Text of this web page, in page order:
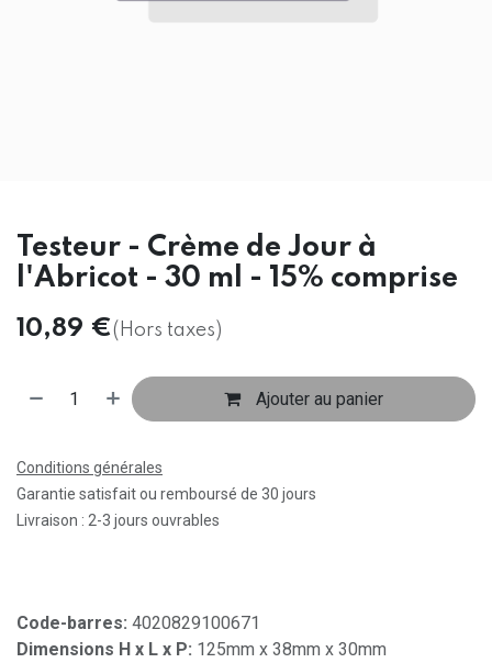
Testeur - Crème de Jour à
l'Abricot - 30 ml - 15% comprise
10,89 €(Hors taxes)
Ajouter au panier
Conditions générales
Garantie satisfait ou remboursé de 30 jours
Livraison : 2-3 jours ouvrables
Code-barres: 4020829100671
Dimensions H x L x P: 125mm x 38mm x 30mm